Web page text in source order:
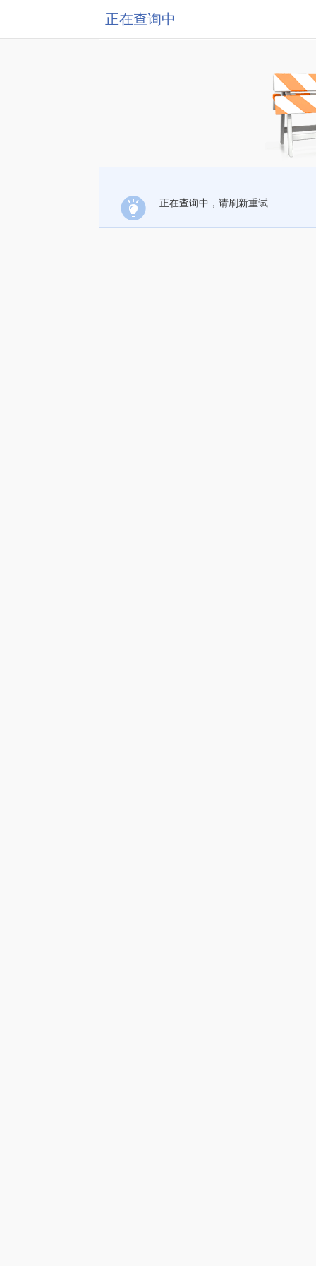
正在查询中
正在查询中，请刷新重试